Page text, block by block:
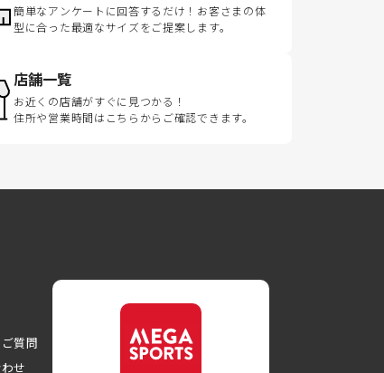
簡単なアンケートに回答するだけ！お客さまの体
型に合った最適なサイズをご提案します。
店舗一覧
お近くの店舗がすぐに見つかる！
住所や営業時間はこちらからご確認できます。
質問
せ